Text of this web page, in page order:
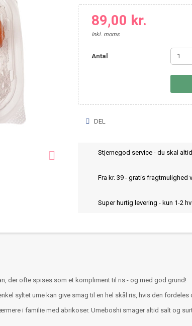

89,00 kr.
Inkl. moms
Antal
DEL
Stjernegod service - du skal
Fra kr. 39 - gratis fragtmulighed
Super hurtig levering - kun 1-2
der ofte spises som et kompliment til ris - og med god grund!
syltet ume kan give smag til en hel skål ris, hvis den
i familie med abrikoser. Umeboshi smager altid salt og